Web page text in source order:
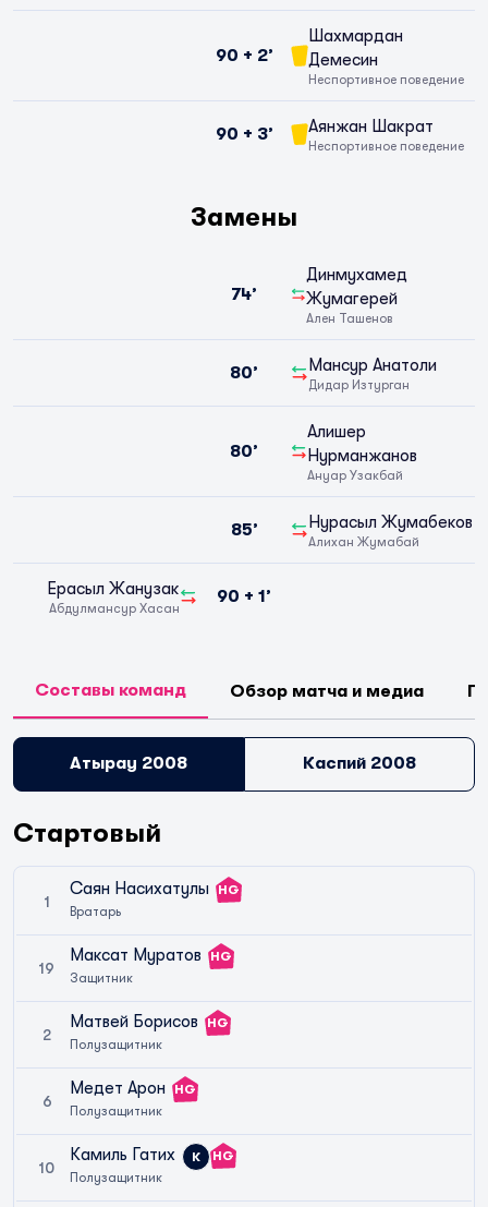
90 + 2’
Шахмардан
Демесин
Неспортивное поведение
90 + 3’ Аянжан Шакрат
Неспортивное поведение
Замены
74’
Динмухамед
Жумагерей
Ален Ташенов
80’ Мансур Анатоли
Дидар Изтурган
80’
Алишер
Нурманжанов
Ануар Узакбай
85’ Нурасыл Жумабеков
Алихан Жyмабай
Ерасыл Жанузак
Абдулмансур Хасан
90 + 1’
Составы команд Обзор матча и медиа
Атырау 2008 Каспий 2008
Стартовый
1
Саян Насихатулы
Вратарь
HG
19
Максат Муратов
Защитник
HG
2
Матвей Борисов
Полузащитник
HG
6
Медет Арон
Полузащитник
HG
10
Камиль Гатих
Полузащитник
К HG